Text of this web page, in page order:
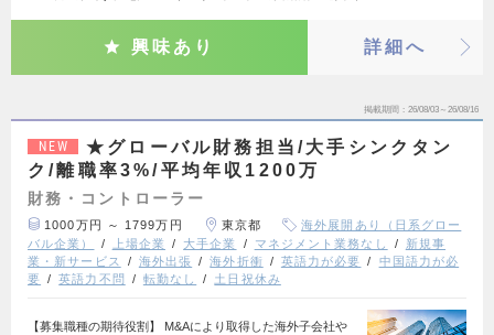
興味あり 詳細へ
掲載期間 26/08/03～26/08/16
NEW
★グローバル財務担当/大手シンクタン
ク/離職率3%/平均年収1200万
財務・コントローラー
1000万円 ～ 1799万円 東京都
海外展開あり（日系グロー
バル企業）
上場企業 大手企業 マネジメント業務なし
新規事
業・新サービス
海外出張 海外折衝 英語力が必要
中国語力が必
要
英語力不問 転勤なし 土日祝休み
【募集職種の期待役割】 M&Aにより取得した海外子会社や